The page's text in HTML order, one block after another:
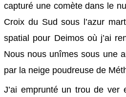
capturé une comète dans le
Croix du Sud sous l’azur
spatial pour Deimos où j’ai
Nous nous unîmes sous une
par la neige poudreuse de
J’ai emprunté un trou de ver